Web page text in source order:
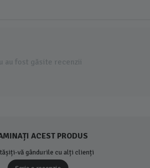
au fost găsite recenzii
ACEST PRODUS
vă gândurile cu alți clienți